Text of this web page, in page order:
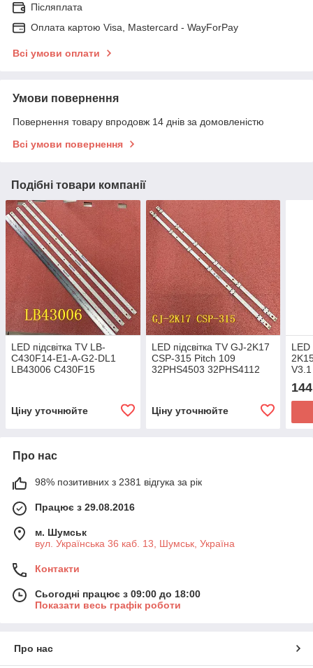
Післяплата
Оплата картою Visa, Mastercard - WayForPay
Всі умови оплати
Умови повернення
Повернення товару впродовж 14 днів за домовленістю
Всі умови повернення
Подібні товари компанії
LED підсвітка TV LB-
C430F14-E1-A-G2-DL1
LB43006 C430F15
Ціну уточнюйте
LED підсвітка TV GJ-2K17
CSP-315 Pitch 109
32PHS4503 32PHS4112
Ціну уточнюйте
LED
144
Про нас
98% позитивних з 2381 відгука за рік
Працює з 29.08.2016
м. Шумськ
вул. Українська 36 каб. 13, Шумськ, Україна
Контакти
Сьогодні працює з 09:00 до 18:00
Показати весь графік роботи
Про нас